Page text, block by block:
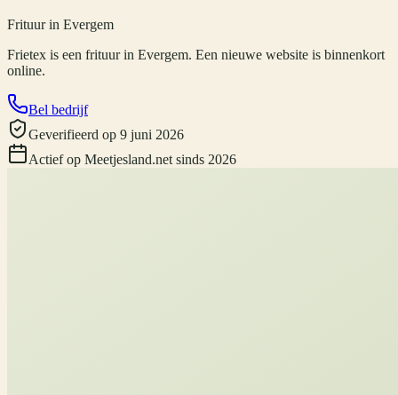
Frituur in Evergem
Frietex is een frituur in Evergem. Een nieuwe website is binnenkort
online.
Bel bedrijf
Geverifieerd op 9 juni 2026
Actief op Meetjesland.net sinds 2026